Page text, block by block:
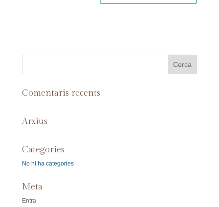
Comentaris recents
Arxius
Categories
No hi ha categories
Meta
Entra